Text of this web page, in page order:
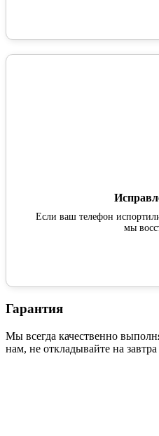
Если ваш телефон
мы
Гарантия
Мы всегда качественно
нам, не откладывайте на